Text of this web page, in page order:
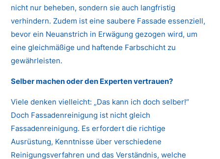
nicht nur beheben, sondern sie auch langfristig
verhindern. Zudem ist eine saubere Fassade essenziell,
bevor ein Neuanstrich in Erwägung gezogen wird, um
eine gleichmäßige und haftende Farbschicht zu
gewährleisten.
Selber machen oder den Experten vertrauen?
Viele denken vielleicht: „Das kann ich doch selber!“
Doch Fassadenreinigung ist nicht gleich
Fassadenreinigung. Es erfordert die richtige
Ausrüstung, Kenntnisse über verschiedene
Reinigungsverfahren und das Verständnis, welche